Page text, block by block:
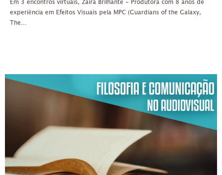
Em 3 encontros virtuais, Zaira Brilhante - Produtora com 8 anos de
experiência em Efeitos Visuais pela MPC (Guardians of the Galaxy,
The...